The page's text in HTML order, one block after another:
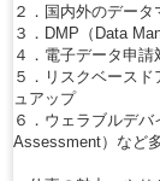
２．国内外のデー
３．DMP（Data
４．電子データ申
５．リスクベース
ュアップ
６．ウェラブルデ
Assessment）など